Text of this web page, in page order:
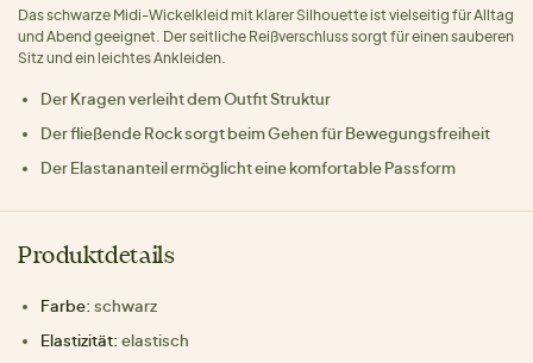
Das schwarze Midi-Wickelkleid mit klarer Silhouette ist vielseitig für Alltag
und Abend geeignet. Der seitliche Reißverschluss sorgt für einen sauberen
Sitz und ein leichtes Ankleiden.
Der Kragen verleiht dem Outfit Struktur
Der fließende Rock sorgt beim Gehen für Bewegungsfreiheit
Der Elastananteil ermöglicht eine komfortable Passform
Produktdetails
Farbe: schwarz
Elastizität: elastisch